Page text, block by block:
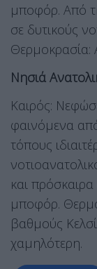
μποφόρ. Από
σε δυτικούς
Θερμοκρασία:
Νησιά
Καιρός:
φαινόμενα
τόπους
και
μποφόρ.
βαθμούς
χαμηλότερη.